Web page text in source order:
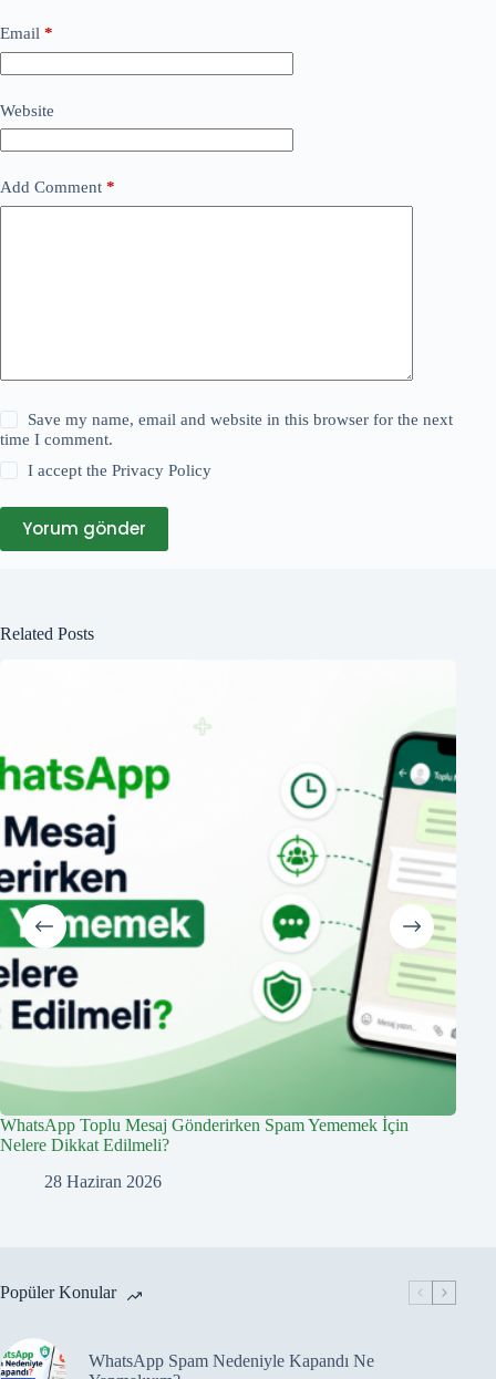
Email *
Website
Add Comment *
Save my name, email and website in this browser for the next
time I comment.
I accept thePrivacy Policy
Yorum gönder
Related Posts
WhatsApp Toplu Mesaj Gönderirken Spam Yememek İçin
Nelere Dikkat Edilmeli?
28 Haziran 2026
Popüler Konular
WhatsApp Spam Nedeniyle Kapandı Ne